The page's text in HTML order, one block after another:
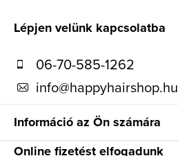
Lépjen velünk kapcsolatba
06-70-585-1262
info@happyhairshop.hu
Információ az Ön számára
Online fizetést elfogadunk